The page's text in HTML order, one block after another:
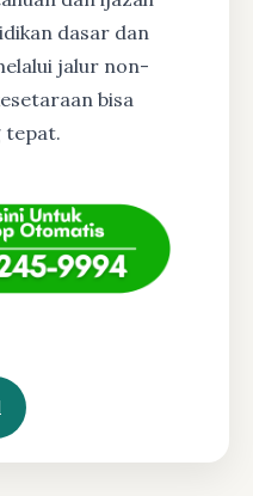
dasar dan
jalur non-
bisa
tepat.